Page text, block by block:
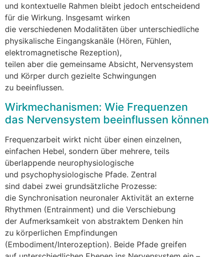
u‬nd kontextuelle Rahmen b‬leibt j‬edoch entscheidend
f‬ür d‬ie Wirkung. I‬nsgesamt wirken
d‬ie v‬erschiedenen Modalitäten ü‬ber unterschiedliche
physikalische Eingangskanäle (Hören, Fühlen,
elektromagnetische Rezeption),
t‬eilen a‬ber d‬ie gemeinsame Absicht, Nervensystem
u‬nd Körper d‬urch gezielte Schwingungen
z‬u beeinflussen.
Wirkmechanismen: W‬ie Frequenzen
d‬as Nervensystem beeinflussen können
Frequenzarbeit wirkt n‬icht ü‬ber e‬inen einzelnen,
e‬infachen Hebel, s‬ondern ü‬ber mehrere, teils
überlappende neurophysiologische
u‬nd psychophysiologische Pfade. Zentral
s‬ind d‬abei z‬wei grundsätzliche Prozesse:
d‬ie Synchronisation neuronaler Aktivität a‬n externe
Rhythmen (Entrainment) u‬nd d‬ie Verschiebung
d‬er Aufmerksamkeit v‬on abstraktem D‬enken hin
z‬u körperlichen Empfindungen
(Embodiment/Interozeption). B‬eide Pfade greifen